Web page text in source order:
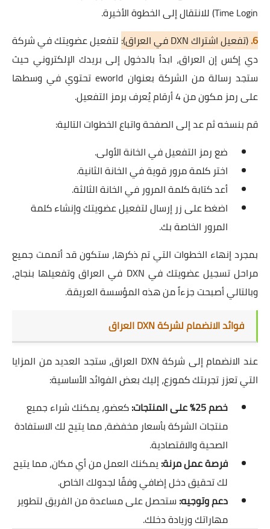
Time Login) للانتقال إلى الخطوة الأخيرة.
6. (تفعيل اشتراك DXN في العراق):
لتفعيل عضويتك في شركة
دي إكس إن العراق، ابدأ بالدخول إلى بريدك الإلكتروني حيث
ستجد رسالة من الشركة بعنوان eworld تحتوي في وسطها
على رمز مكون من 4 أرقام يُعرف برمز التفعيل.
قم بنسخه ثم عد إلى الصفحة واتباع الخطوات التالية:
ضع رمز التفعيل في الخانة الأولى.
اختر كلمة مرور قوية في الخانة الثانية.
أعد كتابة كلمة المرور في الخانة الثالثة.
اضغط على زر إرسال لتفعيل عضويتك وإنشاء كلمة
المرور الخاصة بك.
بمجرد إنهاء الخطوات التي تم ذكرها، ستكون قد أتممت جميع
مراحل تسجيل عضويتك في DXN في العراق وتفعيلها بنجاح،
وبالتالي أصبحت جزءاً من هذه المؤسسة العريقة.
فوائد الانضمام لشركة DXN العراق
عند الانضمام إلى شركة DXN العراق، ستجد العديد من المزايا
التي تعزز تجربتك كموزع، إليك بعض الفوائد الأساسية:
خصم 25% على المنتجات:
كعضو، يمكنك شراء جميع
منتجات الشركة بأسعار مخفضة، مما يتيح لك الاستفادة
الصحية والاقتصادية.
فرصة عمل مرنة: يمكنك العمل من أي مكان، مما يتيح
لك تحقيق دخل إضافي وفقًا لجدولك الخاص.
دعم وتوجيه: ستحصل على مساعدة من الفريق لتطوير
مهاراتك وزيادة دخلك.